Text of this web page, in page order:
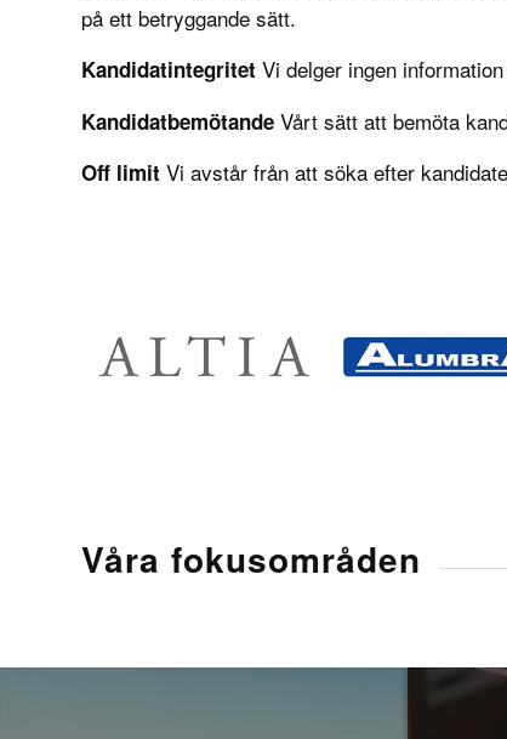
på ett betryggande sätt.
Kandidatintegritet Vi delger ingen
Kandidatbemötande Vårt sätt att bemöta
Off limit Vi avstår från att söka efter
Våra fokusområden